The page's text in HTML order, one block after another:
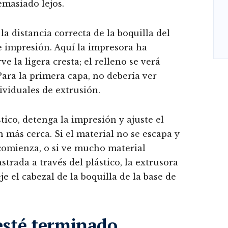
lejos.
distancia correcta de la boquilla del
impresión. Aquí la impresora ha
la ligera cresta; el relleno se verá
la primera capa, no debería ver
de extrusión.
detenga la impresión y ajuste el
cerca. Si el material no se escapa y
o si ve mucho material
a través del plástico, la extrusora
el cabezal de la boquilla de la base de